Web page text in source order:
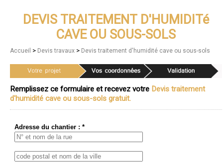
DEVIS TRAITEMENT D'HUMIDITé
CAVE OU SOUS-SOLS
Accueil > Devis travaux > Devis traitement d'humidité cave ou sous-sols
Remplissez ce formulaire et recevez votre Devis traitement
d'humidité cave ou sous-sols gratuit.
Adresse du chantier : *